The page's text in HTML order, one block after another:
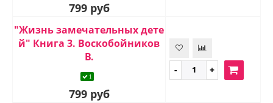
799 руб
"Жизнь замечательных дете
й" Книга 3. Воскобойников
В.
1
799 руб